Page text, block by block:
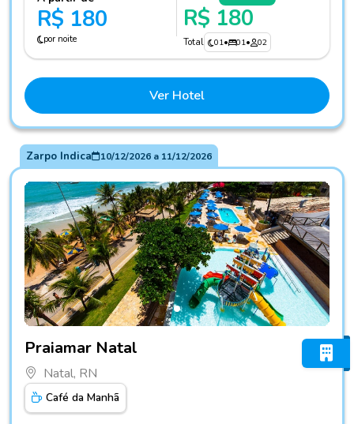
R$ 180
por noite
R$ 180
Total 01• 01• 02
Ver Hotel
Zarpo Indica 10/12/2026a 11/12/2026
Praiamar Natal
Natal, RN
Café da Manhã